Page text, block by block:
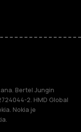
Bertel Jungin
2. HMD Global
Nokia je